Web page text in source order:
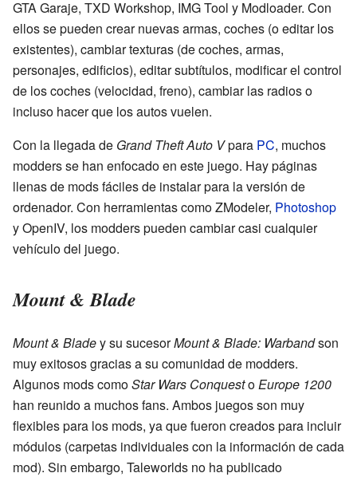
GTA Garaje, TXD Workshop, IMG Tool y Modloader. Con
ellos se pueden crear nuevas armas, coches (o editar los
existentes), cambiar texturas (de coches, armas,
personajes, edificios), editar subtítulos, modificar el control
de los coches (velocidad, freno), cambiar las radios o
incluso hacer que los autos vuelen.
Con la llegada de Grand Theft Auto Vpara PC, muchos
modders se han enfocado en este juego. Hay páginas
llenas de mods fáciles de instalar para la versión de
ordenador. Con herramientas como ZModeler, Photoshop
y OpenIV, los modders pueden cambiar casi cualquier
vehículo del juego.
Mount & Blade
Mount & Bladey su sucesorMount & Blade: Warbandson
muy exitosos gracias a su comunidad de modders.
Algunos mods comoStar Wars Conquesto Europe 1200
han reunido a muchos fans. Ambos juegos son muy
flexibles para los mods, ya que fueron creados para incluir
módulos (carpetas individuales con la información de cada
mod). Sin embargo, Taleworlds no ha publicado